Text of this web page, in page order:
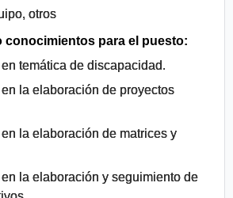
otros
conocimientos para el puesto:
temática de discapacidad.
la elaboración de proyectos
la elaboración de matrices y
la elaboración y seguimiento de